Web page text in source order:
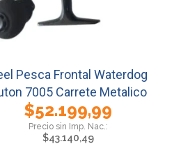
Pesca Frontal Waterdog
7005 Carrete Metalico
$52.199,99
$43.140,49